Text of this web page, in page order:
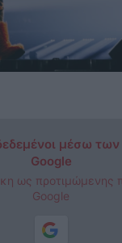
μέσω
Google
ως προτιμώμενης
Google